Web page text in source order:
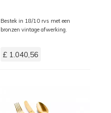
Bestek in 18/10 rvs met een
bronzen vintage afwerking.
£ 1.040,56